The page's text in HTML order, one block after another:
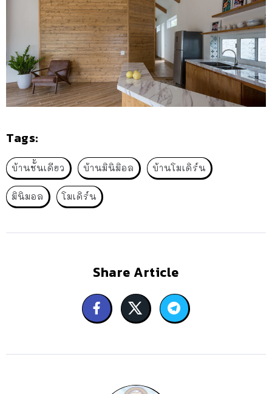
Tags:
บ้านชั้นเดียว บ้านมินิมิอล บ้านโมเดิร์น
มินิมอล โมเดิร์น
Share Article